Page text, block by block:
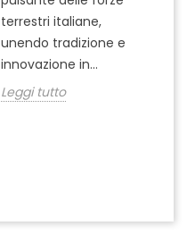
terrestri italiane,
unendo tradizione e
innovazione in...
Leggi tutto